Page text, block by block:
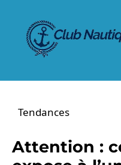
contenu
Tendances
Attention :